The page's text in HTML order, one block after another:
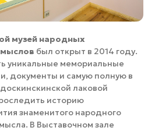
музей народных
был открыт в 2014 году.
уникальные мемориальные
документы и самую полную в
лаковой
историю
знаменитого народного
В Выставочном зале